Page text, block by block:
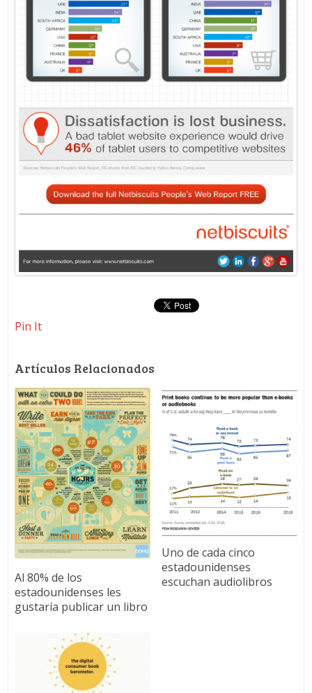
Pin It
Artículos Relacionados
Al 80% de los
estadounidenses les
gustaría publicar un libro
Uno de cada cinco
estadounidenses
escuchan audiolibros